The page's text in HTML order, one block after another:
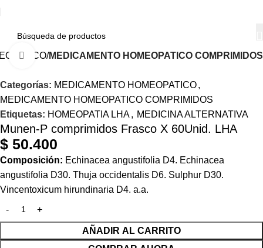
MEDICAMENTO HOMEOPATICO COMPRIMIDOS
Haga Click para agrandar
Categorías: MEDICAMENTO HOMEOPATICO,
MEDICAMENTO HOMEOPATICO COMPRIMIDOS
Etiquetas: HOMEOPATIA LHA, MEDICINA ALTERNATIVA
Munen-P comprimidos Frasco X 60Unid. LHA
$ 50.400
Composición: Echinacea angustifolia D4. Echinacea
angustifolia D30. Thuja occidentalis D6. Sulphur D30.
Vincentoxicum hirundinaria D4. a.a.
AÑADIR AL CARRITO